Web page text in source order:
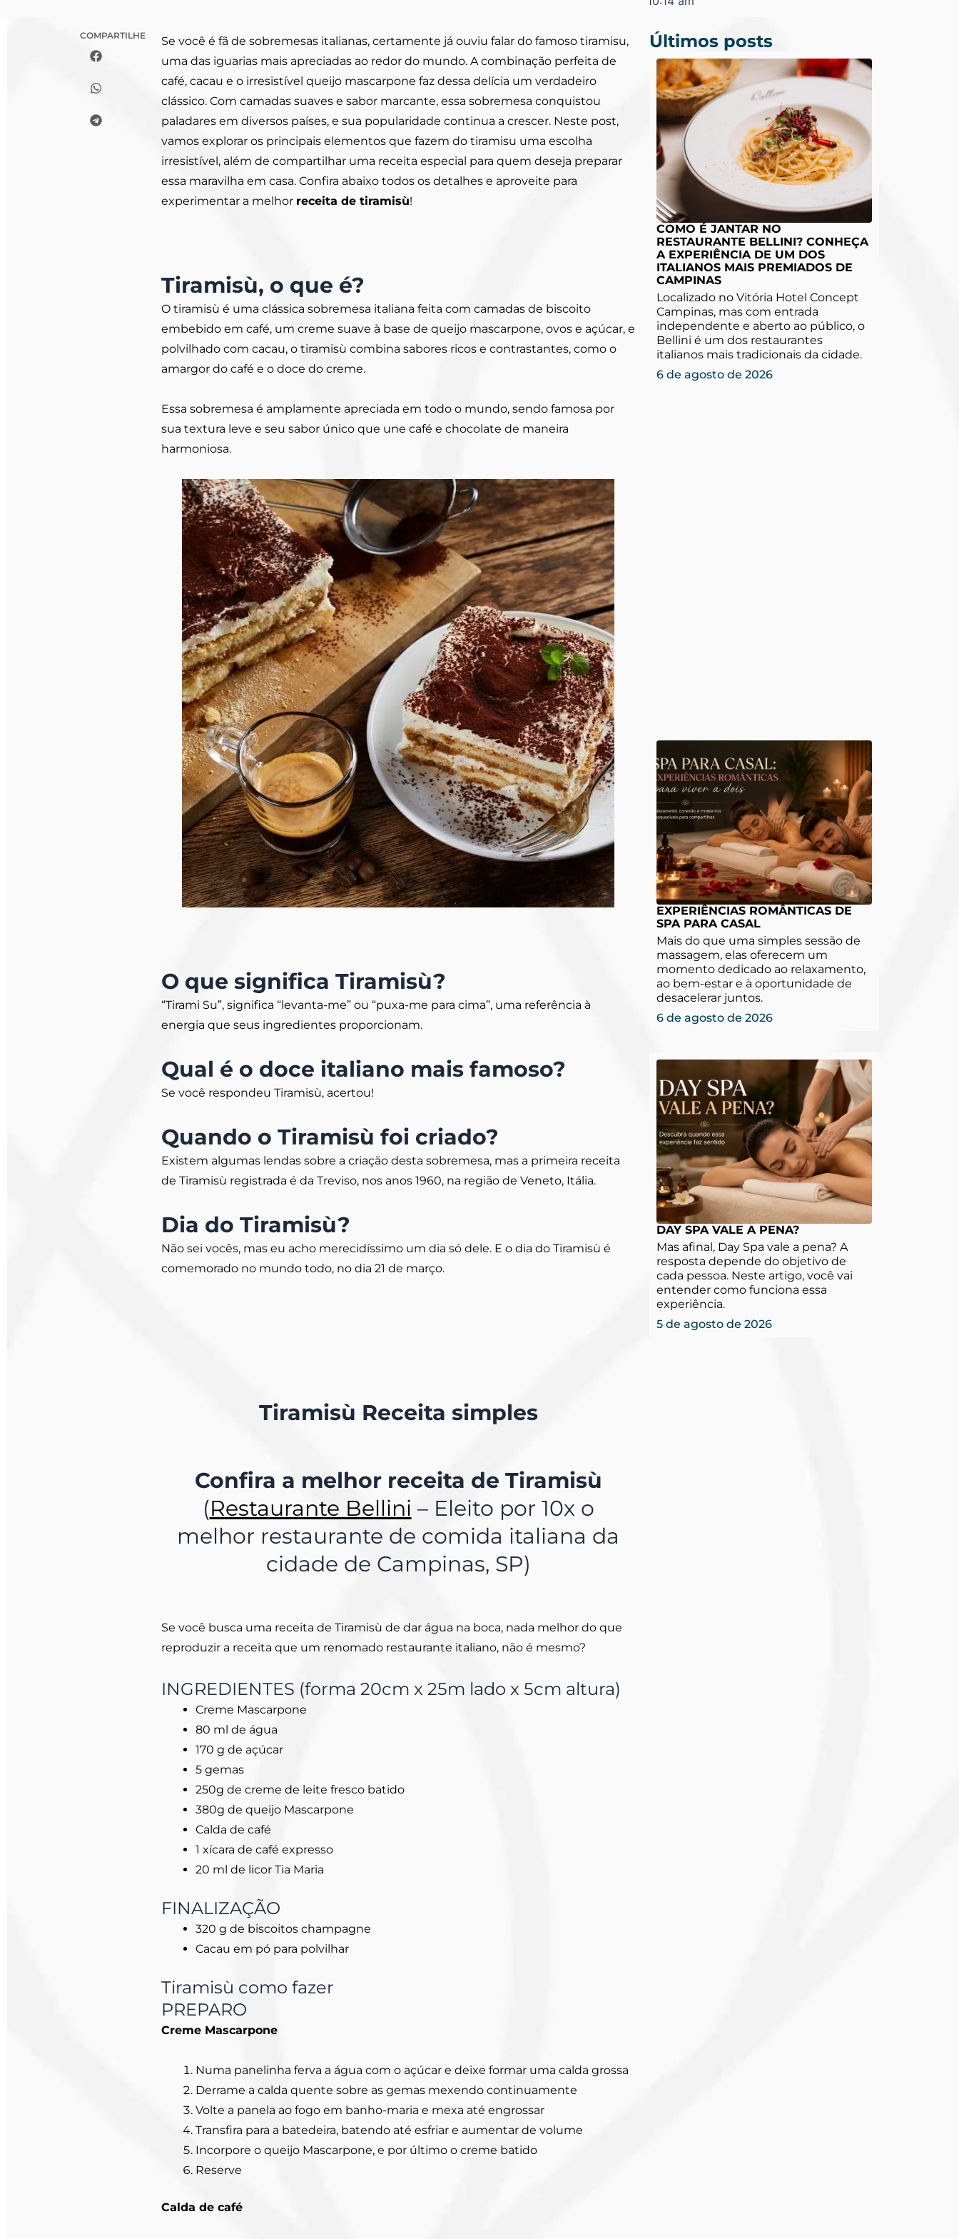
COMPARTILHE
Se você é fã de sobremesas italianas, certamente já ouviu falar do famoso tiramisu,
uma das iguarias mais apreciadas ao redor do mundo. A combinação perfeita de
café, cacau e o irresistível queijo mascarpone faz dessa delícia um verdadeiro
clássico. Com camadas suaves e sabor marcante, essa sobremesa conquistou
paladares em diversos países, e sua popularidade continua a crescer. Neste post,
vamos explorar os principais elementos que fazem do tiramisu uma escolha
irresistível, além de compartilhar uma receita especial para quem deseja preparar
essa maravilha em casa. Confira abaixo todos os detalhes e aproveite para
experimentar a melhor receita de tiramisù!
Tiramisù, o que é?
O tiramisù é uma clássica sobremesa italiana feita com camadas de biscoito
embebido em café, um creme suave à base de queijo mascarpone, ovos e açúcar, e
polvilhado com cacau, o tiramisù combina sabores ricos e contrastantes, como o
amargor do café e o doce do creme.
Essa sobremesa é amplamente apreciada em todo o mundo, sendo famosa por
sua textura leve e seu sabor único que une café e chocolate de maneira
harmoniosa.
O que significa Tiramisù?
“Tirami Su”, significa “levanta-me” ou “puxa-me para cima”, uma referência à
energia que seus ingredientes proporcionam.
Qual é o doce italiano mais famoso?
Se você respondeu Tiramisù, acertou!
Quando o Tiramisù foi criado?
Existem algumas lendas sobre a criação desta sobremesa, mas a primeira receita
de Tiramisù registrada é da Treviso, nos anos 1960, na região de Veneto, Itália.
Dia do Tiramisù?
Não sei vocês, mas eu acho merecidíssimo um dia só dele. E o dia do Tiramisù é
comemorado no mundo todo, no dia 21 de março.
Tiramisù Receita simples
Confira a melhor receita de Tiramisù
(Restaurante Bellini – Eleito por 10x o
melhor restaurante de comida italiana da
cidade de Campinas, SP)
Se você busca uma receita de Tiramisù de dar água na boca, nada melhor do que
reproduzir a receita que um renomado restaurante italiano, não é mesmo?
INGREDIENTES (forma 20cm x 25m lado x 5cm altura)
Creme Mascarpone
80 ml de água
170 g de açúcar
5 gemas
250g de creme de leite fresco batido
380g de queijo Mascarpone
Calda de café
1 xícara de café expresso
20 ml de licor Tia Maria
FINALIZAÇÃO
320 g de biscoitos champagne
Cacau em pó para polvilhar
Tiramisù como fazer
PREPARO
Creme Mascarpone
Numa panelinha ferva a água com o açúcar e deixe formar uma calda grossa
Derrame a calda quente sobre as gemas mexendo continuamente
Volte a panela ao fogo em banho-maria e mexa até engrossar
Transfira para a batedeira, batendo até esfriar e aumentar de volume
Incorpore o queijo Mascarpone, e por último o creme batido
Reserve
Calda de café
Últimos posts
COMO É JANTAR NO
RESTAURANTE BELLINI? CONHEÇA
A EXPERIÊNCIA DE UM DOS
ITALIANOS MAIS PREMIADOS DE
CAMPINAS
Localizado no Vitória Hotel Concept
Campinas, mas com entrada
independente e aberto ao público, o
Bellini é um dos restaurantes
italianos mais tradicionais da cidade.
6 de agosto de 2026
EXPERIÊNCIAS ROMÂNTICAS DE
SPA PARA CASAL
Mais do que uma simples sessão de
massagem, elas oferecem um
momento dedicado ao relaxamento,
ao bem-estar e à oportunidade de
desacelerar juntos.
6 de agosto de 2026
DAY SPA VALE A PENA?
Mas afinal, Day Spa vale a pena? A
resposta depende do objetivo de
cada pessoa. Neste artigo, você vai
entender como funciona essa
experiência.
5 de agosto de 2026